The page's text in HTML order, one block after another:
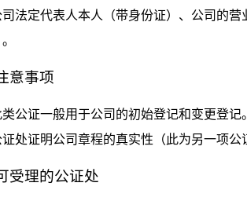
司法定代表人本人（带身份证）、公司的
意事项
类公证一般用于公司的初始登记和变更登
处证明公司章程的真实性（此为另一项
受理的公证处